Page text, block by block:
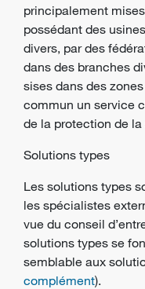
principalement
possédant des
divers, par des
dans des branches
sises dans des
commun un service
de la protection de la
Solutions types
Les solutions types
les spécialistes
vue du conseil
solutions types se
semblable aux
complément).